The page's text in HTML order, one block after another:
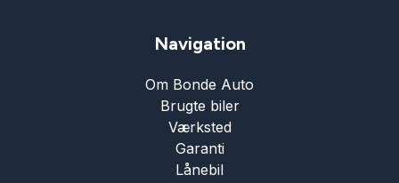
Navigation
Om Bonde Auto
Brugte biler
Værksted
Garanti
Lånebil